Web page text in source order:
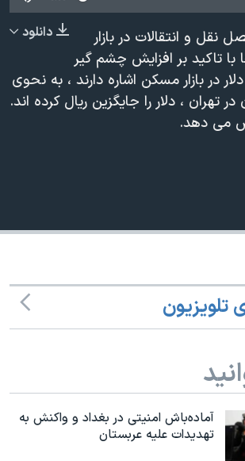
آمریکا ۲۰۲۴
به اسرائیل
کادر رهبری ایران
۹۸
جایزه نوبل صلح
آمریکا «سی‌پک»
دانلود
نقل و انتقالات در بازار
تاکید بر افزایش چشم گیر
در بازار مسکن اشاره دارند ، به نحوی
تهران ، دلار را جایگزین ریال کرده اند.
می دهد.
تلویزیون
آماده‌باش امنیتی در بغداد و واکنش به
تهدیدات علیه عربستان